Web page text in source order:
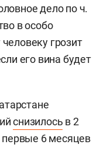
дело по ч.
в особо
грозит
его вина будет
снизилось в 2
6 месяцев